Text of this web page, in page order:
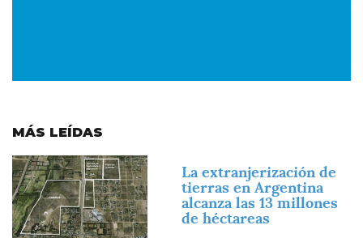
MÁS LEÍDAS
Imagen
La extranjerización de
tierras en Argentina
alcanza las 13 millones
de héctareas